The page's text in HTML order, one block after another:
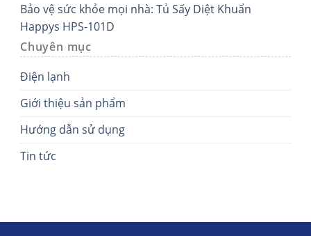
Bảo vệ sức khỏe mọi nhà: Tủ Sấy Diệt Khuẩn
Happys HPS-101D
Chuyên mục
Điện lạnh
Giới thiệu sản phẩm
Hướng dẫn sử dụng
Tin tức